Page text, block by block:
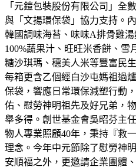
「元鎧包裝股份有限公司」全
與「文揚環保袋」協力支持。
韓國調味海苔、味味A排骨雞
100%蔬果汁、旺旺米香餅、雪
糖沙琪瑪、穗美人米等豐富民
每箱更含乙個經白沙屯媽祖過
保袋，響應日常環保減塑行動
佑、慰勞神明祖先及好兄弟，
舉多得。創世基金會吳昭芬主
物人專業照顧40年，秉持『救
理念。今年中元節除了慰勞神
安順福之外，更邀請企業團體